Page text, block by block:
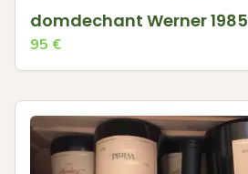
domdechant Werner 1985
95 €